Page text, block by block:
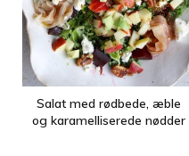
Salat med rødbede, æble
og karamelliserede nødder